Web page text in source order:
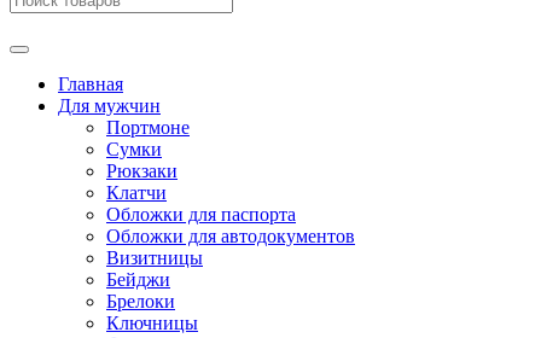
Главная
Для мужчин
Портмоне
Сумки
Рюкзаки
Клатчи
Обложки для паспорта
Обложки для автодокументов
Визитницы
Бейджи
Брелоки
Ключницы